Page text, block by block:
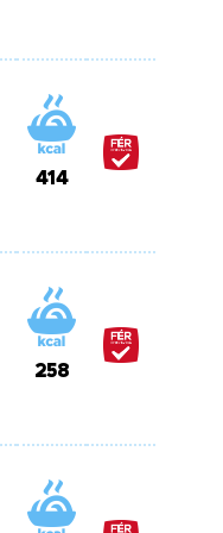
414
258